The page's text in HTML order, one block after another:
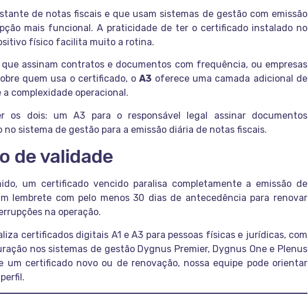
de notas fiscais e que usam sistemas de gestão com emissão
mais funcional. A praticidade de ter o certificado instalado no
físico facilita muito a rotina.
que assinam contratos e documentos com frequência, ou empresas
quem usa o certificado, oA3 oferece uma camada adicional de
complexidade operacional.
os dois: um A3 para o responsável legal assinar documentos
sistema de gestão para a emissão diária de notas fiscais.
de validade
um certificado vencido paralisa completamente a emissão de
lembrete com pelo menos 30 dias de antecedência para renovar
na operação.
certificados digitais A1 e A3 para pessoas físicas e jurídicas, com
nos sistemas de gestão Dygnus Premier, Dygnus One e Plenus
um certificado novo ou de renovação, nossa equipe pode orientar